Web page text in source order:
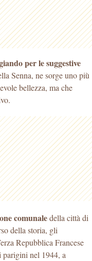
per le suggestive
Senna, ne sorge unopiù
bellezza, ma che
comunaledella città di
della storia, gli
Repubblica Francese
parigini nel 1944, a